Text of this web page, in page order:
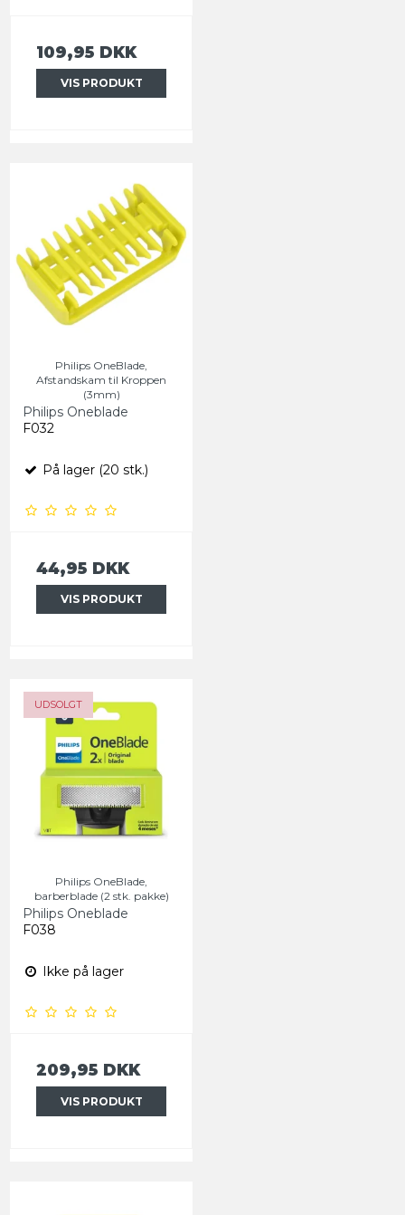
109,95 DKK
VIS PRODUKT
Philips OneBlade,
Afstandskam til Kroppen
(3mm)
Philips Oneblade
F032
På lager (20 stk.)
44,95 DKK
VIS PRODUKT
UDSOLGT
Philips OneBlade,
barberblade (2 stk. pakke)
Philips Oneblade
F038
Ikke på lager
209,95 DKK
VIS PRODUKT